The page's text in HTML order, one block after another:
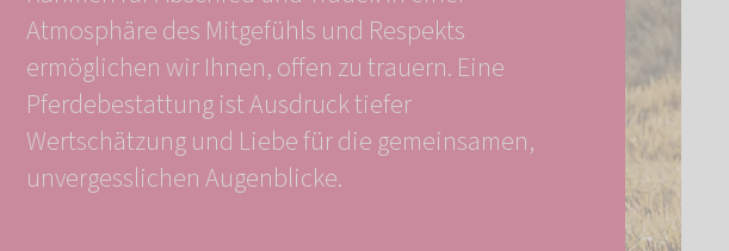
Atmosphäre des Mitgefühls und Respekts
ermöglichen wir Ihnen, offen zu trauern. Eine
Pferdebestattung ist Ausdruck tiefer
Wertschätzung und Liebe für die gemeinsamen,
unvergesslichen Augenblicke.